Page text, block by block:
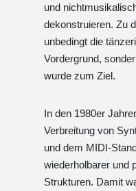
und
dekonstruieren. Zu
unbedingt die
Vordergrund,
wurde zum Ziel.
In den 1980er
Verbreitung von
und dem MIDI-
wiederholbarer und
Strukturen. Damit